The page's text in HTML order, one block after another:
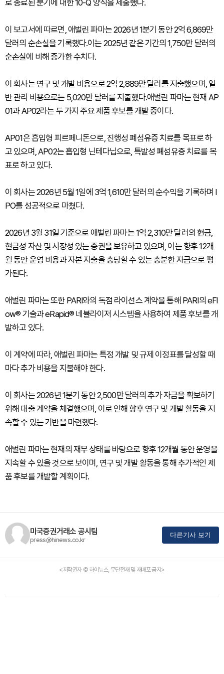
로 종료된 분기에 대한 10-Q 양식을 제출했다.
이 보고서에 따르면, 애벌린 파마는 2026년 1분기 동안 2억 6,869만
달러의 순손실을 기록했다.이는 2025년 같은 기간의 1,750만 달러의
순손실에 비해 증가한 수치다.
이 회사는 연구 및 개발 비용으로 2억 2,889만 달러를 지출했으며, 일
반 관리 비용으로는 5,020만 달러를 지출했다.애벌린 파마는 현재 AP
01과 AP02라는 두 가지 주요 제품 후보를 개발 중이다.
AP01은 흡입형 피르페니돈으로, 진행성 폐섬유증 치료를 목표로 하
고 있으며, AP02는 흡입형 닌테다닙으로, 특발성 폐섬유증 치료를 목
표로 하고 있다.
이 회사는 2026년 5월 1일에 3억 1,610만 달러의 순수익을 기록하며 I
PO를 성공적으로 마쳤다.
2026년 3월 31일 기준으로 애벌린 파마는 1억 2,310만 달러의 현금,
현금성 자산 및 시장성 있는 증권을 보유하고 있으며, 이는 향후 12개
월 동안 운영 비용과 자본 지출을 충당할 수 있는 충분한 자금으로 평
가된다.
애벌린 파마는 또한 PARI와의 독점 라이선스 계약을 통해 PARI의 eFl
ow® 기술과 eRapid® 네뷸라이저 시스템을 사용하여 제품 후보를 개
발하고 있다.
이 계약에 따라, 애벌린 파마는 특정 개발 및 규제 이정표를 달성할 때
마다 추가 비용을 지불해야 한다.
이 회사는 2026년 1분기 동안 2,500만 달러의 추가 자금을 확보하기
위해 대출 계약을 체결했으며, 이로 인해 향후 연구 및 개발 활동을 지
속할 수 있는 기반을 마련했다.
애벌린 파마는 현재의 재무 상태를 바탕으로 향후 12개월 동안 운영을
지속할 수 있을 것으로 보이며, 연구 및 개발 활동을 통해 추가적인 제
품 후보를 개발할 계획이다.
미국증권거래소 공시팀
press@hinews.co.kr
다른기사 보기
<저작권자 © 하이뉴스, 무단전재 및 재배포 금지>